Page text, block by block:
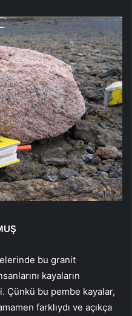
bu granit
kayaların
Çünkü bu pembe kayalar,
farklıydı ve açıkça